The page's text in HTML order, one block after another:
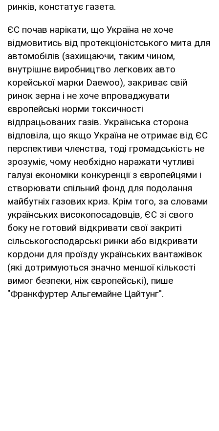
ринків, констатує газета.
ЄС почав нарікати, що Україна не хоче
відмовитись від протекціоністського мита для
автомобілів (захищаючи, таким чином,
внутрішнє виробництво легкових авто
корейської марки Daewoo), закриває свій
ринок зерна і не хоче впроваджувати
європейські норми токсичності
відпрацьованих газів. Українська сторона
відповіла, що якщо Україна не отримає від ЄС
перспективи членства, тоді громадськість не
зрозуміє, чому необхідно наражати чутливі
галузі економіки конкуренції з європейцями і
створювати спільний фонд для подолання
майбутніх газових криз. Крім того, за словами
українських високопосадовців, ЄС зі свого
боку не готовий відкривати свої закриті
сільськогосподарські ринки або відкривати
кордони для проїзду українських вантажівок
(які дотримуються значно меншої кількості
вимог безпеки, ніж європейські), пише
"Франкфуртер Альгемайне Цайтунг".